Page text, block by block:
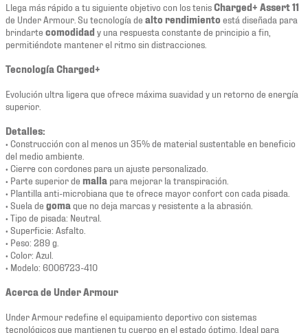
Llega más rápido a tu siguiente objetivo con los tenisCharged+ Assert 11
de Under Armour. Su tecnología de alto rendimiento está diseñada para
brindarte comodidad y una respuesta constante de principio a fin,
permitiéndote mantener el ritmo sin distracciones.
Tecnología Charged+
Evolución ultra ligera que ofrece máxima suavidad y un retorno de energía
superior.
Detalles:
• Construcción con al menos un 35% de material sustentable en beneficio
del medio ambiente.
• Cierre con cordones para un ajuste personalizado.
• Parte superior de malla para mejorar la transpiración.
• Plantilla anti-microbiana que te ofrece mayor confort con cada pisada.
• Suela de goma que no deja marcas y resistente a la abrasión.
• Tipo de pisada: Neutral.
• Superficie: Asfalto.
• Peso: 289 g.
• Color: Azul.
• Modelo: 6006723-410
Acerca de Under Armour
Under Armour redefine el equipamiento deportivo con sistemas
tecnológicos que mantienen tu cuerpo en el estado óptimo. Ideal para